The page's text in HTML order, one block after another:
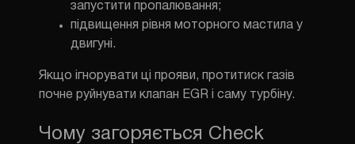
запустити пропалювання;
підвищення рівня моторного мастила у
двигуні.
Якщо ігнорувати ці прояви, протитиск газів
почне руйнувати клапан EGR і саму турбіну.
Чому загоряється Check